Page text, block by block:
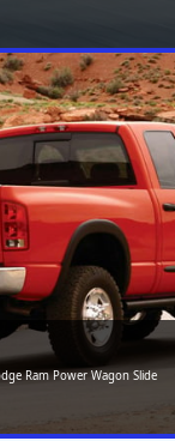
Ram Power Wagon Slide